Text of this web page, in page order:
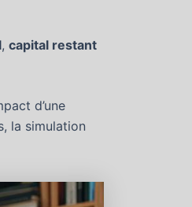
, capital restant
d’une
la simulation